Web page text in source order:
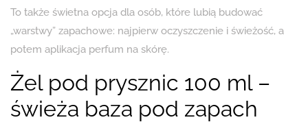
To także świetna opcja dla osób, które lubią budować
„warstwy” zapachowe: najpierw oczyszczenie i świeżość, a
potem aplikacja perfum na skórę.
Żel pod prysznic 100 ml –
świeża baza pod zapach